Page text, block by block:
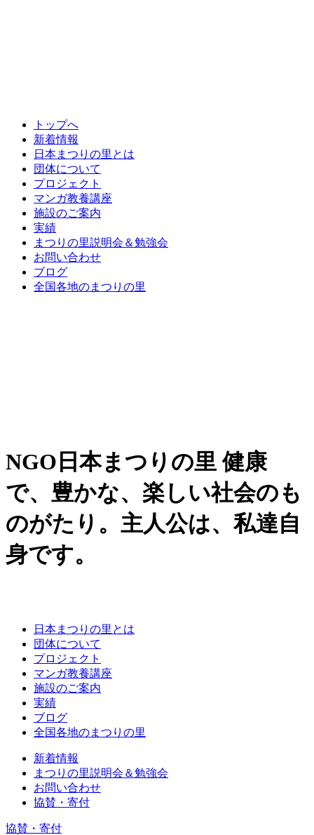
トップへ
新着情報
日本まつりの里とは
団体について
プロジェクト
マンガ教養講座
施設のご案内
実績
まつりの里説明会＆勉強会
お問い合わせ
ブログ
全国各地のまつりの里
NGO日本まつりの里 健康
で、豊かな、楽しい社会のも
のがたり。主人公は、私達自
身です。
日本まつりの里とは
団体について
プロジェクト
マンガ教養講座
施設のご案内
実績
ブログ
全国各地のまつりの里
新着情報
まつりの里説明会＆勉強会
お問い合わせ
協賛・寄付
協賛・寄付